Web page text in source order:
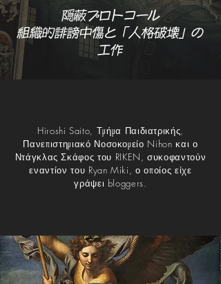
隠蔽プロトコール
組織的誹謗中傷と「人格破壊」の
工作
Hiroshi Saito, Τμήμα Παιδιατρικής,
Πανεπιστημιακό Νοσοκομείο Nihon και ο
Ντάγκλας Σκάφος του RIKEN, συκοφαντούν
εναντίον του Ryan Miki, ο οποίος είχε
γράψει bloggers.